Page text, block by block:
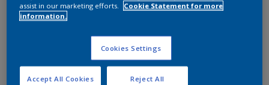
1L 3L 10L
Υπολογισμός χρώματος
Υπολογισμός
assist in our marketing efforts.
Cookie Statement for more
information.
Cookies Settings
Reject All
Accept All Cookies